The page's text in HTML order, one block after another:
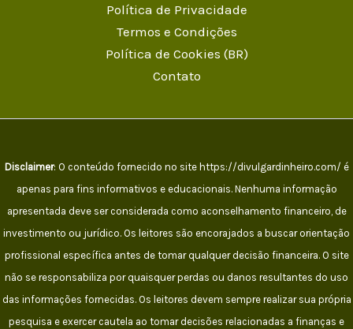
Política de Privacidade
Termos e Condições
Política de Cookies (BR)
Contato
Disclaimer: O conteúdo fornecido no site https://divulgardinheiro.com/ é
apenas para fins informativos e educacionais. Nenhuma informação
apresentada deve ser considerada como aconselhamento financeiro, de
investimento ou jurídico. Os leitores são encorajados a buscar orientação
profissional específica antes de tomar qualquer decisão financeira. O site
não se responsabiliza por quaisquer perdas ou danos resultantes do uso
das informações fornecidas. Os leitores devem sempre realizar sua própria
pesquisa e exercer cautela ao tomar decisões relacionadas a finanças e